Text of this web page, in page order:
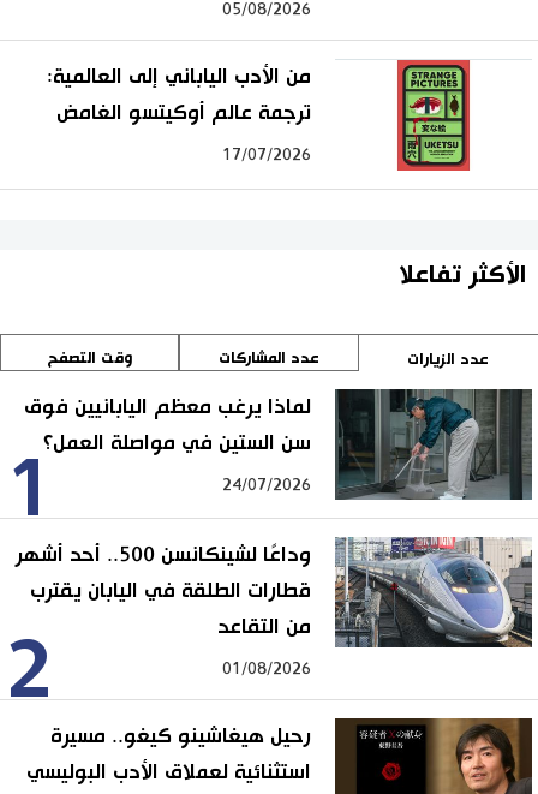
05/08/2026
من الأدب الياباني إلى العالمية:
ترجمة عالم أوكيتسو الغامض
17/07/2026
الأكثر تفاعلا
عدد الزيارات عدد المشاركات وقت التصفح
1
لماذا يرغب معظم اليابانيين فوق
سن الستين في مواصلة العمل؟
24/07/2026
2
وداعًا لشينكانسن 500.. أحد أشهر
قطارات الطلقة في اليابان يقترب
من التقاعد
01/08/2026
رحيل هيغاشينو كيغو.. مسيرة
استثنائية لعملاق الأدب البوليسي